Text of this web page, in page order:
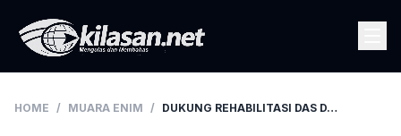
HOME / MUARA ENIM / DUKUNG REHABILITASI DAS DAN PARIWISATA, PTBA PERLUAS PUSAT PERSEMAIAN